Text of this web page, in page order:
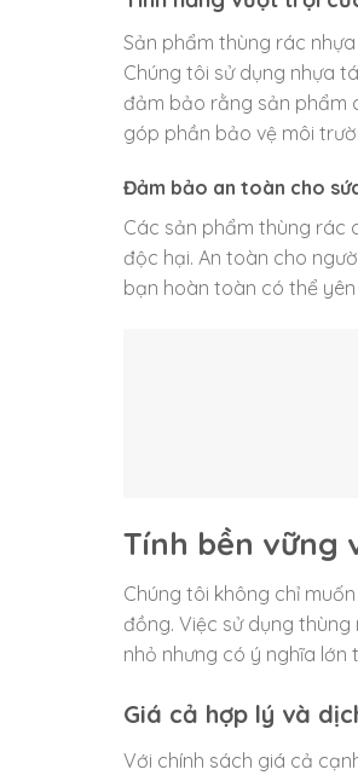
Sản phẩm thùng rác
Chúng tôi sử dụng nhựa
đảm bảo rằng sản phẩm
góp phần bảo vệ môi
Đảm bảo an toàn cho
Các sản phẩm thùng rác
độc hại. An toàn cho
bạn hoàn toàn có thể
Tính bền vững
Chúng tôi không chỉ
đồng. Việc sử dụng
nhỏ nhưng có ý nghĩa lớn
Giá cả hợp lý và
Với chính sách giá cả